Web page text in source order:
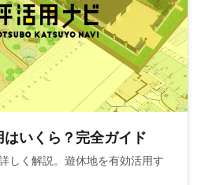
いくら？完全ガイド
しく解説。遊休地を有効活用す